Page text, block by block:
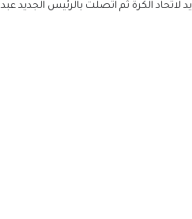
لاتحاد الكرة ثم اتصلت بالرئيس الجديد عبد